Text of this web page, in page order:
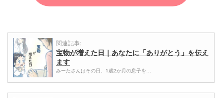
関連記事:
宝物が増えた日｜あなたに「ありがとう」を伝え
ます
みーたさんはその日、1歳2か月の息子を…